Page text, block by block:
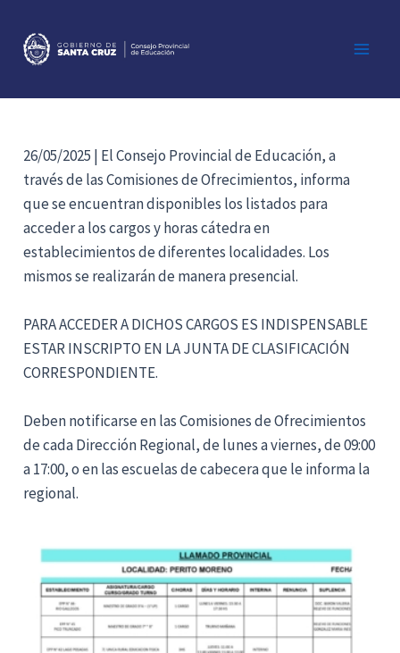
contenido
26/05/2025 | El Consejo Provincial de Educación, a
través de las Comisiones de Ofrecimientos, informa
que se encuentran disponibles los listados para
acceder a los cargos y horas cátedra en
establecimientos de diferentes localidades. Los
mismos se realizarán de manera presencial.
PARA ACCEDER A DICHOS CARGOS ES INDISPENSABLE
ESTAR INSCRIPTO EN LA JUNTA DE CLASIFICACIÓN
CORRESPONDIENTE.
Deben notificarse en las Comisiones de Ofrecimientos
de cada Dirección Regional, de lunes a viernes, de 09:00
a 17:00, o en las escuelas de cabecera que le informa la
regional.